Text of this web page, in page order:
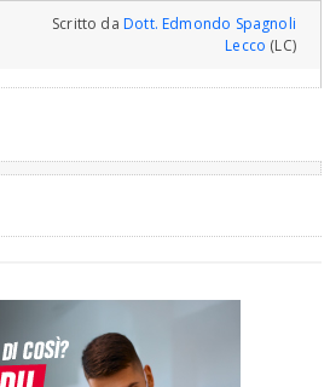
Scritto daDott. Edmondo Spagnoli
Lecco (LC)